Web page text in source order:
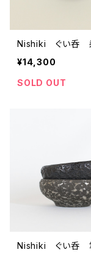
Nishiki ぐい呑
¥14,300
SOLD OUT
Nishiki ぐい呑